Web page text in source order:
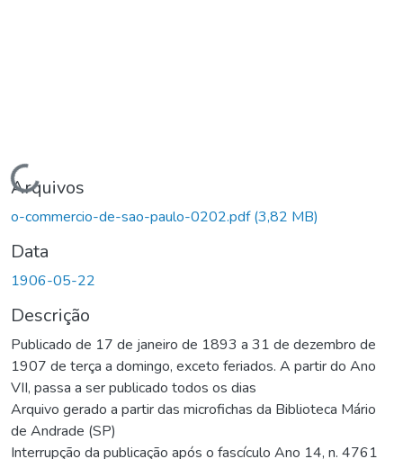
Carregando...
Arquivos
o-commercio-de-sao-paulo-0202.pdf(3,82 MB)
Data
1906-05-22
Descrição
Publicado de 17 de janeiro de 1893 a 31 de dezembro de
1907 de terça a domingo, exceto feriados. A partir do Ano
VII, passa a ser publicado todos os dias
Arquivo gerado a partir das microfichas da Biblioteca Mário
de Andrade (SP)
Interrupção da publicação após o fascículo Ano 14, n. 4761